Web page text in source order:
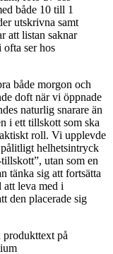
både 10 till 1
utskrivna samt
att listan saknar
ser hos
både morgon och
doft när vi öppnade
naturlig snarare än
i ett tillskott som ska
roll. Vi upplevde
helhetsintryck
utan som en
tänka sig att fortsätta
att leva med i
den placerade sig